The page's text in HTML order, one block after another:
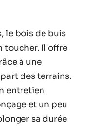
le bois de buis
toucher. Il offre
à une
des terrains.
entretien
et un peu
sa durée